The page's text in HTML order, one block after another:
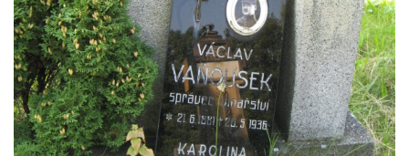
Dolním Podluží
Kenotaf Leopolda Malata na hřbitově v
Dolním Podluží
Kenotaf Antona Klause na hřbitově v
Dolním Podluží
Kenotaf Heinricha Klause na hřbitově v